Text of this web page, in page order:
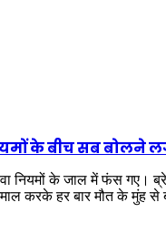
के बीच सब बोलने
नियमों के जाल में फंस
करके हर बार मौत के मुंह से